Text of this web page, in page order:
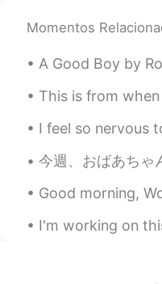
EN JP
@Aikoありが
英語の方が得
かもしれませ
スキーかブラ
EN JP
@Kyoko きょ
Momentos
A Good Boy by Robert Louis Stevenson. I
This is from when I went on a hike in
I feel so nervous to message people T.T
今週、おばあちゃんに会いに行きました。 おばあちゃんは私が会いに行くたびに 「ま
Good morning, World 🌎!! Today is brand
I'm working on this painting 🎨 from